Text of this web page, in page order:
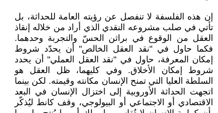
إن هذه الفلسفة لا تنفصل عن رؤيته العامة للحداثة، بل
تأتي في صلب مشروعه النقدي الذي أراد من خلاله إنقاذ
العقل من الوقوع في براثن الحسّ والتجربة وحدهما.
فكما حاول في "نقد العقل الخالص" أن يحدّد شروط
إمكان المعرفة، حاول في "نقد العقل العملي" أن يحدد
شروط إمكان الأخلاق. وفي كليهما، ظل العقل هو
السلطة العليا التي تمنح الإنسان مكانته وقيمته. لكن بينما
اتجهت الحداثة الأوروبية إلى اختزال الإنسان في البعد
الاقتصادي أو الاجتماعي أو البيولوجي، وقف كانط ليُذكّر